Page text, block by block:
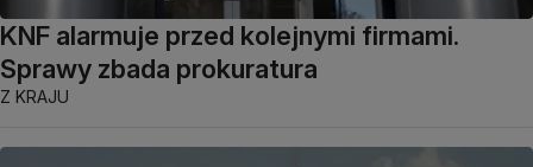
KNF alarmuje przed kolejnymi firmami.
Sprawy zbada prokuratura
Z KRAJU